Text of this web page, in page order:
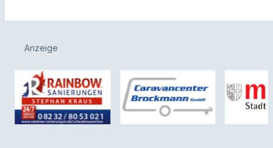
Anzeige